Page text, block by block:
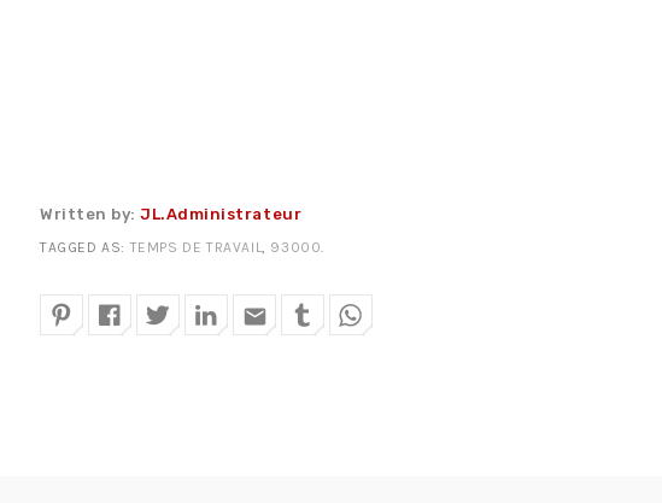
Written by:JL.Administrateur
TAGGED AS:TEMPS DE TRAVAIL, 93000.
email